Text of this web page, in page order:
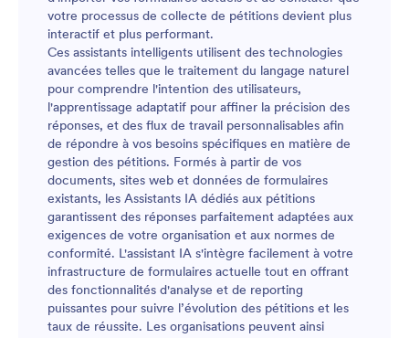
votre processus de collecte de pétitions devient plus
interactif et plus performant.
Ces assistants intelligents utilisent des technologies
avancées telles que le traitement du langage naturel
pour comprendre l'intention des utilisateurs,
l'apprentissage adaptatif pour affiner la précision des
réponses, et des flux de travail personnalisables afin
de répondre à vos besoins spécifiques en matière de
gestion des pétitions. Formés à partir de vos
documents, sites web et données de formulaires
existants, les Assistants IA dédiés aux pétitions
garantissent des réponses parfaitement adaptées aux
exigences de votre organisation et aux normes de
conformité. L'assistant IA s'intègre facilement à votre
infrastructure de formulaires actuelle tout en offrant
des fonctionnalités d'analyse et de reporting
puissantes pour suivre l’évolution des pétitions et les
taux de réussite. Les organisations peuvent ainsi